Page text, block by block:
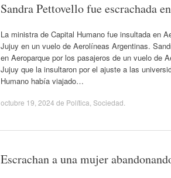
Sandra Pettovello fue escrachada
La ministra de Capital Humano fue insultada en
Jujuy en un vuelo de Aerolíneas Argentinas.
en Aeroparque por los pasajeros de un vuelo de
Jujuy que la insultaron por el ajuste a las
Humano había viajado…
octubre 19, 2024 de Política Sociedad
Escrachan a una mujer